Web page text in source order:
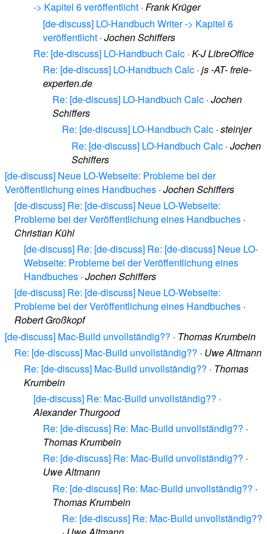
-> Kapitel 6 veröffentlicht · Frank Krüger
[de-discuss] LO-Handbuch Writer -> Kapitel 6
veröffentlicht · Jochen Schiffers
Re: [de-discuss] LO-Handbuch Calc · K-J LibreOffice
Re: [de-discuss] LO-Handbuch Calc · js -AT- freie-
experten.de
Re: [de-discuss] LO-Handbuch Calc · Jochen
Schiffers
Re: [de-discuss] LO-Handbuch Calc · steinjer
Re: [de-discuss] LO-Handbuch Calc · Jochen
Schiffers
[de-discuss] Neue LO-Webseite: Probleme bei der
Veröffentlichung eines Handbuches · Jochen Schiffers
[de-discuss] Re: [de-discuss] Neue LO-Webseite:
Probleme bei der Veröffentlichung eines Handbuches ·
Christian Kühl
[de-discuss] Re: [de-discuss] Re: [de-discuss] Neue LO-
Webseite: Probleme bei der Veröffentlichung eines
Handbuches · Jochen Schiffers
[de-discuss] Re: [de-discuss] Neue LO-Webseite:
Probleme bei der Veröffentlichung eines Handbuches ·
Robert Großkopf
[de-discuss] Mac-Build unvollständig?? · Thomas Krumbein
Re: [de-discuss] Mac-Build unvollständig?? · Uwe Altmann
Re: [de-discuss] Mac-Build unvollständig?? · Thomas
Krumbein
[de-discuss] Re: Mac-Build unvollständig?? ·
Alexander Thurgood
Re: [de-discuss] Re: Mac-Build unvollständig?? ·
Thomas Krumbein
Re: [de-discuss] Re: Mac-Build unvollständig?? ·
Uwe Altmann
Re: [de-discuss] Re: Mac-Build unvollständig?? ·
Thomas Krumbein
Re: [de-discuss] Re: Mac-Build unvollständig??